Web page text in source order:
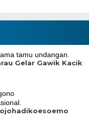
Gelar Gawik Kacik